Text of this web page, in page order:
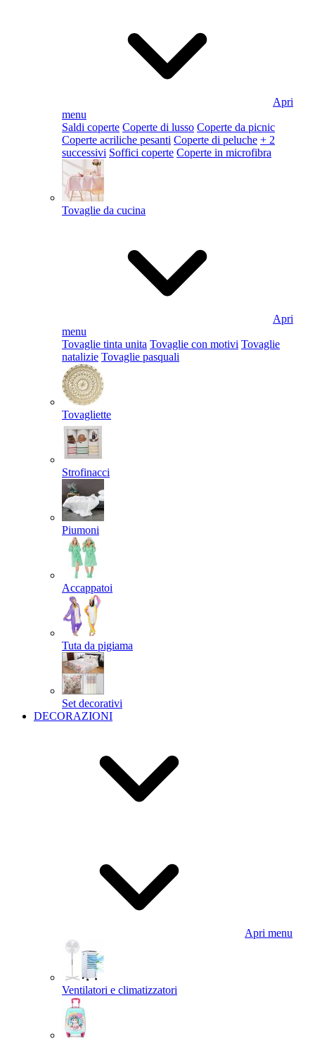
Apri
menu
Saldi coperte Coperte di lusso Coperte da picnic
Coperte acriliche pesanti Coperte di peluche + 2
successivi Soffici coperte Coperte in microfibra
Tovaglie da cucina
Apri
menu
Tovaglie tinta unita Tovaglie con motivi Tovaglie
natalizie Tovaglie pasquali
Tovagliette
Strofinacci
Piumoni
Accappatoi
Tuta da pigiama
Set decorativi
DECORAZIONI
Apri menu
Ventilatori e climatizzatori